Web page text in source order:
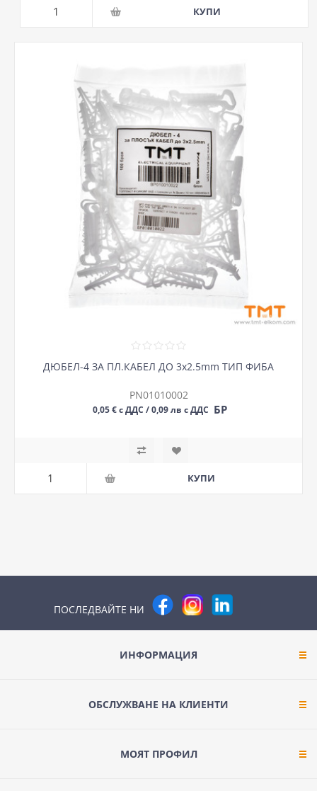
ДЮБЕЛ-4 ЗА ПЛ.КАБЕЛ ДО 3х2.5mm ТИП ФИБА
PN01010002
0,05 € с ДДС / 0,09 лв с ДДС БР
ПОСЛЕДВАЙТЕ НИ
ИНФОРМАЦИЯ
ОБСЛУЖВАНЕ НА КЛИЕНТИ
МОЯТ ПРОФИЛ